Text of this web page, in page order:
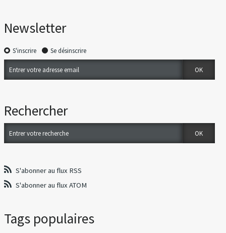
Newsletter
S'inscrire Se désinscrire
Rechercher
S'abonner au flux RSS
S'abonner au flux ATOM
Tags populaires